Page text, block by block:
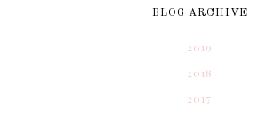
BLOG ARCHIVE
2019
2018
2017